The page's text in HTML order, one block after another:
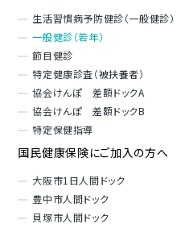
生活習慣病予防健診（一般健診）
一般健診（若年）
節目健診
特定健康診査（被扶養者）
協会けんぽ 差額ドックA
協会けんぽ 差額ドックB
特定保健指導
国民健康保険にご加入の方へ
大阪市1日人間ドック
豊中市人間ドック
貝塚市人間ドック